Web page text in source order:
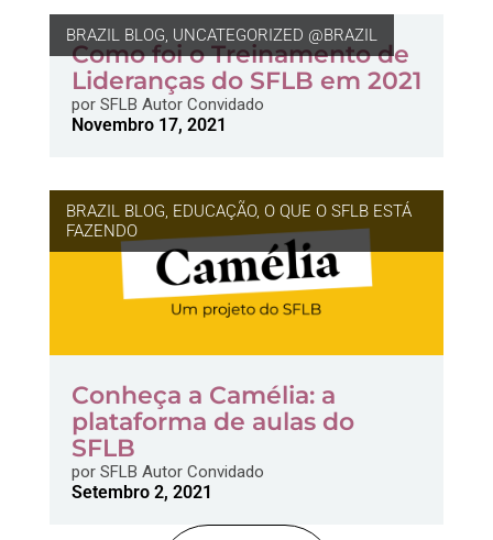
BRAZIL BLOG, UNCATEGORIZED @BRAZIL
Como foi o Treinamento de
Lideranças do SFLB em 2021
porSFLB Autor Convidado
Novembro 17, 2021
BRAZIL BLOG, EDUCAÇÃO, O QUE O SFLB ESTÁ
FAZENDO
Conheça a Camélia: a
plataforma de aulas do
SFLB
porSFLB Autor Convidado
Setembro 2, 2021